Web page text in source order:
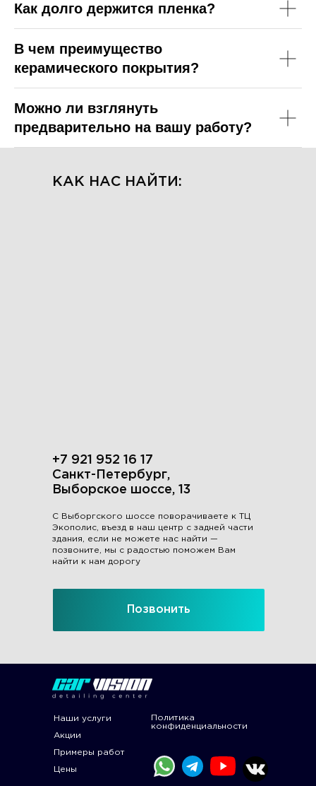
Как долго держится пленка?
В чем преимущество
керамического покрытия?
Можно ли взглянуть
предварительно на вашу работу?
КАК НАС НАЙТИ:
+7 921 952 16 17
Санкт-Петербург,
Выборское шоссе, 13
С Выборгского шоссе поворачиваете к ТЦ
Экополис, въезд в наш центр с задней части
здания, если не можете нас найти —
позвоните, мы с радостью поможем Вам
найти к нам дорогу
Позвонить
Примеры работ
Цены
Политика
конфиденциальности
Наши услуги
Акции